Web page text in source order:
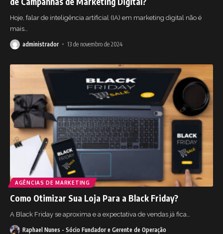
Hoje, falar de inteligência artificial (IA) em marketing digital não é
mais
administrador 13 de novembro de 2024
AGÊNCIAS DE MARKETING
Como Otimizar Sua Loja Para a Black Friday?
A Black Friday se aproxima e a expectativa de vendas já fica
Raphael Nunes - Sócio Fundador e Gerente de Operação